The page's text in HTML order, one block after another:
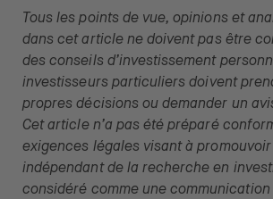
Tous les points de vue, opinions et
dans cet article ne doivent pas être
des conseils d’investissement
investisseurs particuliers doivent
propres décisions ou demander un
Cet article n’a pas été préparé
exigences légales visant à
indépendant de la recherche en
considéré comme une communication